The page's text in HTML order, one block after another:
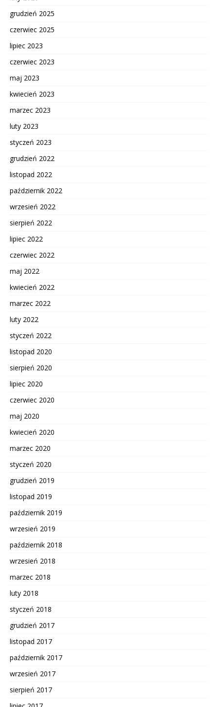
grudzień 2025
czerwiec 2025
lipiec 2023
czerwiec 2023
maj 2023
kwiecień 2023
marzec 2023
luty 2023
styczeń 2023
grudzień 2022
listopad 2022
październik 2022
wrzesień 2022
sierpień 2022
lipiec 2022
czerwiec 2022
maj 2022
kwiecień 2022
marzec 2022
luty 2022
styczeń 2022
listopad 2020
sierpień 2020
lipiec 2020
czerwiec 2020
maj 2020
kwiecień 2020
marzec 2020
styczeń 2020
grudzień 2019
listopad 2019
październik 2019
wrzesień 2019
październik 2018
wrzesień 2018
marzec 2018
luty 2018
styczeń 2018
grudzień 2017
listopad 2017
październik 2017
wrzesień 2017
sierpień 2017